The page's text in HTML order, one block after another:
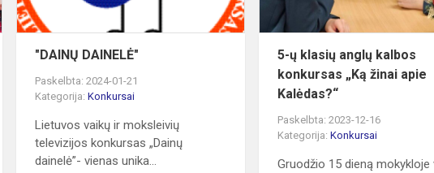
ST...
"DAINŲ DAINELĖ"
Paskelbta: 2024-01-21
Kategorija:Konkursai
Lietuvos vaikų ir moksleivių
televizijos konkursas „Dainų
dainelė”- vienas unika...
5-ų klasių anglų kalbos
konkursas „Ką žinai apie
Kalėdas?“
Paskelbta: 2023-12-16
Kategorija:Konkursai
Gruodžio 15 dieną mokykloje